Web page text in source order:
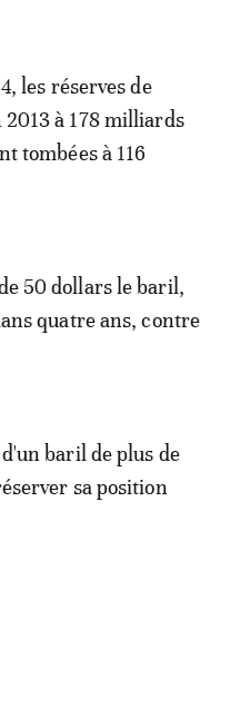
les réserves de
2013 à 178 milliards
tombées à 116
50 dollars le baril,
quatre ans, contre
baril de plus de
sa position